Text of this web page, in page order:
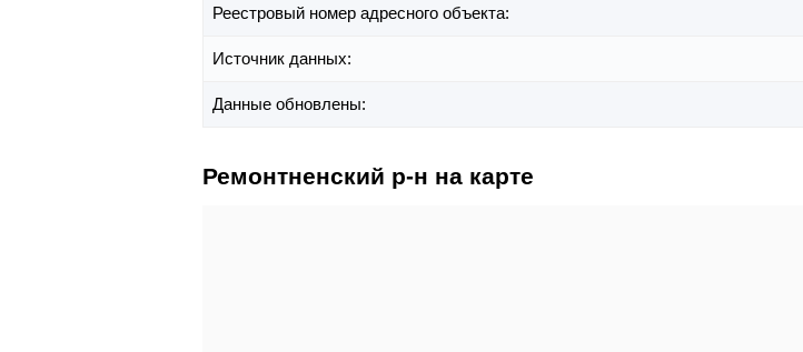
Реестровый номер адресного объекта:
Источник данных:
Данные обновлены:
Ремонтненский р-н на карте